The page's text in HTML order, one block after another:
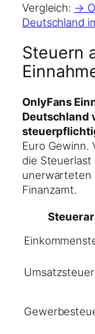
Vergleich: →
Deutschland
Steuern
OnlyFans
Deutschland
Euro Gewinn.
die Steuerlast
unerwarteten
Finanzamt.
Umsatzsteuer